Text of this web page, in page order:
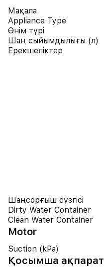
Мақала
Appliance Type
Өнім түрі
Шаң сыйымдылығы (л)
Ерекшеліктер
Шаңсорғыш сүзгісі
Dirty Water Container
Clean Water Container
Motor
Suction (kPa)
Қосымша ақпарат